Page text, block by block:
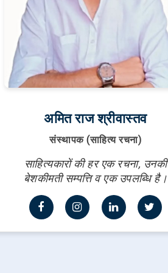
अमित राज श्रीवास्तव
संस्थापक (साहित्य रचना)
साहित्यकारों की हर एक रचना, उनकी
बेशकीमती सम्पत्ति व एक उपलब्धि है।